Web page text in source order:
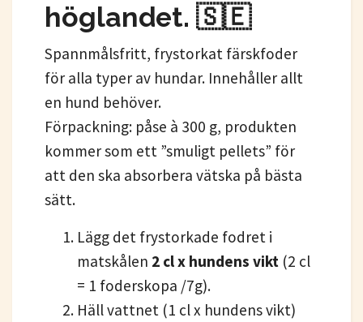
höglandet. 🇸🇪
Spannmålsfritt, frystorkat färskfoder
för alla typer av hundar. Innehåller allt
en hund behöver.
Förpackning: påse à 300 g, produkten
kommer som ett ”smuligt pellets” för
att den ska absorbera vätska på bästa
sätt.
Lägg det frystorkade fodret i
matskålen 2 cl x hundens vikt (2 cl
= 1 foderskopa /7g).
Häll vattnet (1 cl x hundens vikt)